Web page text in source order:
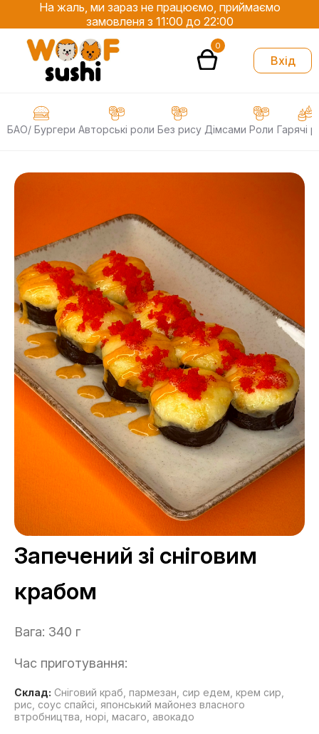
На жаль, ми зараз не працюємо, приймаємо
замовленя з 11:00 до 22:00
0
Вхід
БАО/ Бургери Авторські роли Без рису Дімсами Роли Гарячі
Запечений зі сніговим
крабом
Вага: 340 г
Час приготування:
Склад: Сніговий краб, пармезан, сир едем, крем сир,
рис, соус спайсі, японський майонез власного
втробництва, норі, масаго, авокадо